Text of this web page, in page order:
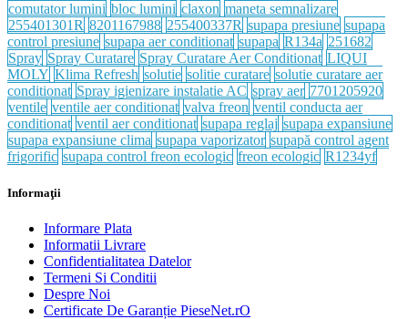
comutator lumini bloc lumini claxon maneta semnalizare
255401301R 8201167988 255400337R supapa presiune supapa
control presiune supapa aer conditionat supapa R134a 251682
Spray Spray Curatare Spray Curatare Aer Conditionat LIQUI
MOLY Klima Refresh solutie solitie curatare solutie curatare aer
conditionat Spray igienizare instalatie AC spray aer 7701205920
ventile ventile aer conditionat valva freon ventil conducta aer
conditionat ventil aer conditionat supapa reglaj supapa expansiune
supapa expansiune clima supapa vaporizator supapă control agent
frigorific supapa control freon ecologic freon ecologic R1234yf
Informaţii
Informare Plata
Informatii Livrare
Confidentialitatea Datelor
Termeni Si Conditii
Despre Noi
Certificate De Garanție PieseNet.rO